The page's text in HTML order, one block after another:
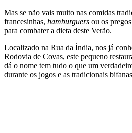
Mas se não vais muito nas comidas
francesinhas, hamburguers ou os
para combater a dieta deste Verão.
Localizado na Rua da Índia, nos já
Rodovia de Covas, este pequeno
dá o nome tem tudo o que um
durante os jogos e as tradicionais